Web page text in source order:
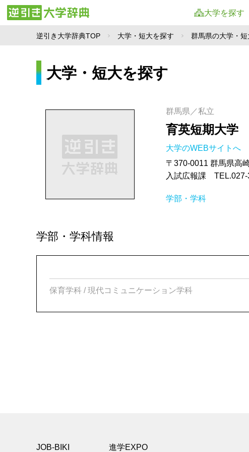
大学を探す
逆引き大学辞典TOP 大学・短大を探す 群馬県の大学・短
大学・短大を探す
群馬県／私立
育英短期大学
大学のWEBサイトへ
〒370-0011 群馬県高
入試広報課 TEL.027-
学部・学科
学部・学科情報
保育学科 / 現代コミュニケーション学科
JOB-BIKI 進学EXPO